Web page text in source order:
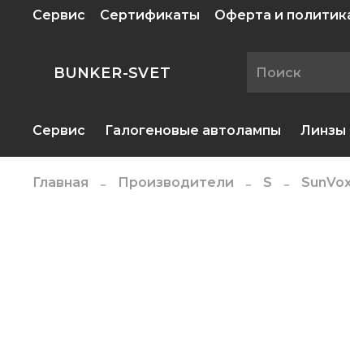
Сервис Сертификаты Оферта и
BUNKER-SVET
Сервис Галогеновые автолампы Линзы
Главная Производители S